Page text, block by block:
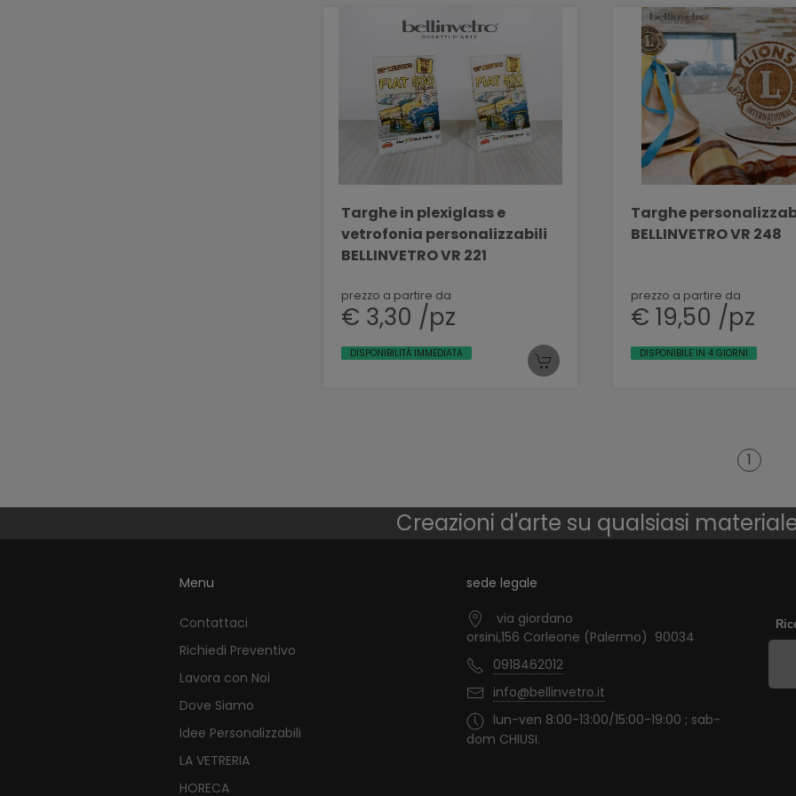
Targhe in plexiglass e
vetrofonia personalizzabili
BELLINVETRO VR 221
prezzo a partire da
€ 3,30 /pz
DISPONIBILITÀ IMMEDIATA
Targhe
BELLINVETRO VR 248
prezzo a partire da
€ 19,50 /pz
DISPONIBILE IN 4 GIORNI
1
Creazioni d'arte su qualsiasi
Menu
Contattaci
Richiedi Preventivo
Lavora con Noi
Dove Siamo
Idee Personalizzabili
LA VETRERIA
HORECA
sede legale
via giordano
orsini,156 Corleone (Palermo) 90034
0918462012
info@bellinvetro.it
lun-ven 8:00-13:00/15:00-19:00 ; sab-
dom CHIUSI.